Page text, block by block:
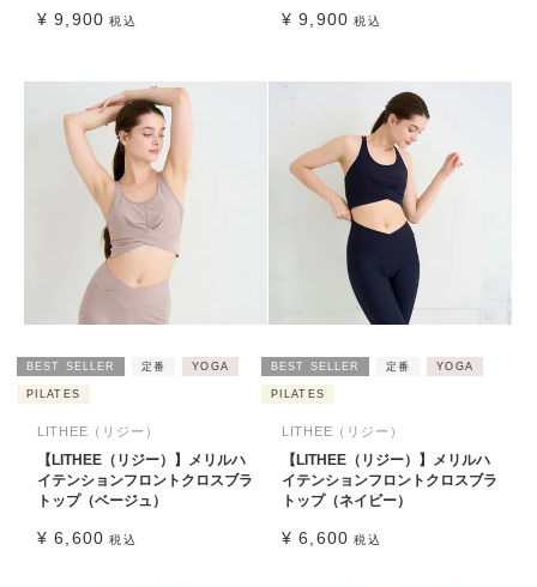
¥ 9,900 税込 ¥ 9,900 税込
BEST SELLER 定番 YOGA
PILATES
LITHEE（リジー）
【LITHEE（リジー）】メリルハ
イテンションフロントクロスブラ
トップ（ベージュ）
¥ 6,600 税込
BEST SELLER 定番 YOGA
PILATES
LITHEE（リジー）
【LITHEE（リジー）】メリルハ
イテンションフロントクロスブラ
トップ（ネイビー）
¥ 6,600 税込